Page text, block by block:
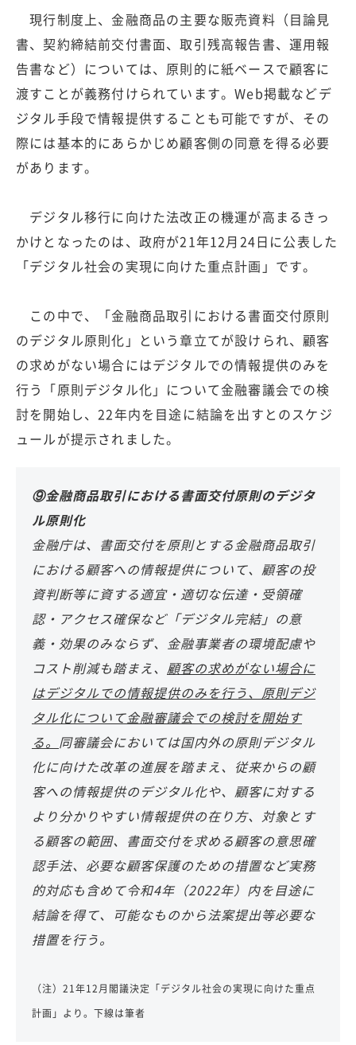
現行制度上、金融商品の主要な販売資料（目論見
書、契約締結前交付書面、取引残高報告書、運用報
告書など）については、原則的に紙ベースで顧客に
渡すことが義務付けられています。Web掲載などデ
ジタル手段で情報提供することも可能ですが、その
際には基本的にあらかじめ顧客側の同意を得る必要
があります。
デジタル移行に向けた法改正の機運が高まるきっ
かけとなったのは、政府が21年12月24日に公表した
「デジタル社会の実現に向けた重点計画」です。
この中で、「金融商品取引における書面交付原則
のデジタル原則化」という章立てが設けられ、顧客
の求めがない場合にはデジタルでの情報提供のみを
行う「原則デジタル化」について金融審議会での検
討を開始し、22年内を目途に結論を出すとのスケジ
ュールが提示されました。
⑨金融商品取引における書面交付原則のデジタ
ル原則化
金融庁は、書面交付を原則とする金融商品取引
における顧客への情報提供について、顧客の投
資判断等に資する適宜・適切な伝達・受領確
認・アクセス確保など「デジタル完結」の意
義・効果のみならず、金融事業者の環境配慮や
コスト削減も踏まえ、 顧客の求めがない場合に
はデジタルでの情報提供のみを行う、原則デジ
タル化について金融審議会での検討を開始す
る。 同審議会においては国内外の原則デジタル
化に向けた改革の進展を踏まえ、従来からの顧
客への情報提供のデジタル化や、顧客に対する
より分かりやすい情報提供の在り方、対象とす
る顧客の範囲、書面交付を求める顧客の意思確
認手法、必要な顧客保護のための措置など実務
的対応も含めて令和4年（2022年）内を目途に
結論を得て、可能なものから法案提出等必要な
措置を行う。
（注）21年12月閣議決定「デジタル社会の実現に向けた重点
計画」より。下線は筆者